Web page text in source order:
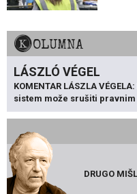
KOLUMNA
LÁSZLÓ VÉGEL
KOMENTAR LÁSZLA
sistem može srušiti
DRUGO